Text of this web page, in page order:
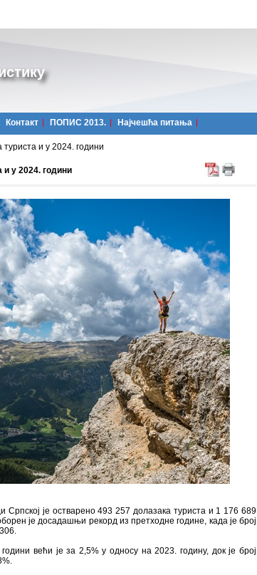
Контакт ПОПИС 2013. Најчешћa питања
и у 2024. години
и у 2024. години
Српској је остварено 493 257 долазака туриста и 1 176 689
је досадашњи рекорд из претходне године, када је број
већи је за 2,5% у односу на 2023. годину, док је број